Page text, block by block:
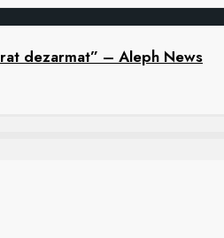
dezarmat” – Aleph News